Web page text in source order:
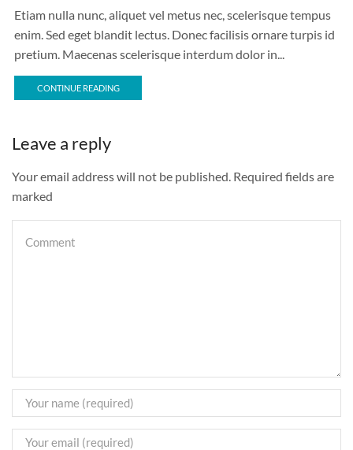
Etiam nulla nunc, aliquet vel metus nec, scelerisque tempus
enim. Sed eget blandit lectus. Donec facilisis ornare turpis id
pretium. Maecenas scelerisque interdum dolor in...
CONTINUE READING
Leave a reply
Your email address will not be published. Required fields are
marked